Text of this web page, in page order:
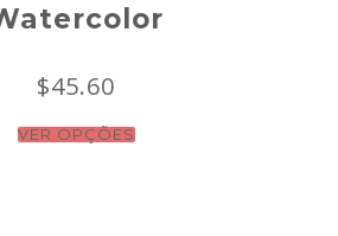
$45.60
VER OPÇÕES